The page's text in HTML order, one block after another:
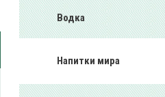
Водка
Напитки мира